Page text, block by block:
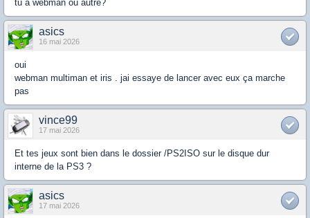
tu a webman ou autre?
asics
16 mai 2026
oui
webman multiman et iris . jai essaye de lancer avec eux ça marche
pas
vince99
17 mai 2026
Et tes jeux sont bien dans le dossier /PS2ISO sur le disque dur
interne de la PS3 ?
asics
17 mai 2026